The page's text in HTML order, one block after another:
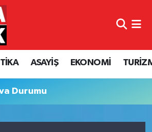
ASAYİŞ EKONOMİ
Durumu